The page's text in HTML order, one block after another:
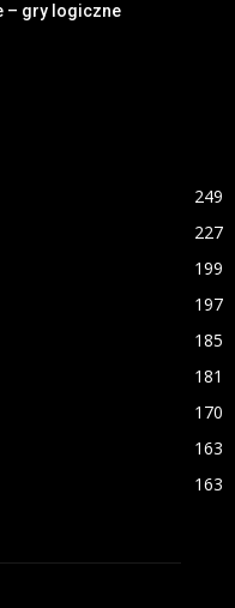
– gry logiczne
249
227
199
197
185
181
170
163
163